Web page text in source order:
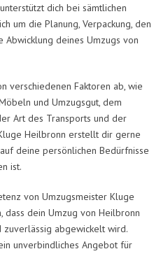
dich bei sämtlichen
um die Planung, Verpackung, den
deines Umzugs von
verschiedenen Faktoren ab, wie
und Umzugsgut, dem
Art des Transports und der
Heilbronn erstellt dir gerne
deine persönlichen Bedürfnisse
ist.
von Umzugsmeister Kluge
dass dein Umzug von Heilbronn
zuverlässig abgewickelt wird.
unverbindliches Angebot für